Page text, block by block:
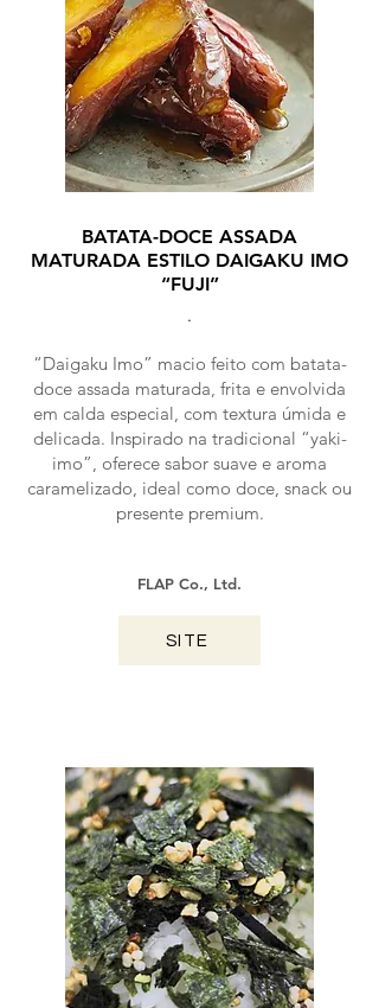
BATATA-DOCE ASSADA
MATURADA ESTILO DAIGAKU IMO
“FUJI”
.
“Daigaku Imo” macio feito com batata-
doce assada maturada, frita e envolvida
em calda especial, com textura úmida e
delicada. Inspirado na tradicional “yaki-
imo”, oferece sabor suave e aroma
caramelizado, ideal como doce, snack ou
presente premium.
FLAP Co., Ltd.
SITE